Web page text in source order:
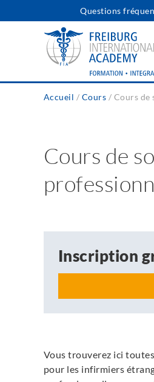
to
navigation
User
account
menu
Questions
Accueil Cours Cours de
Cours de
Inscription
Vous trouverez ici
pour les infirmiers